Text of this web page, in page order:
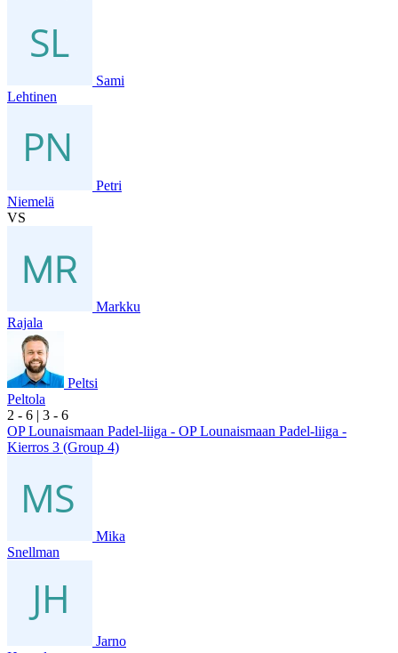
Sami
Lehtinen
Petri
Niemelä
VS
Markku
Rajala
Peltsi
Peltola
2 - 6 | 3 - 6
OP Lounaismaan Padel-liiga - OP Lounaismaan Padel-liiga -
Kierros 3 (Group 4)
Mika
Snellman
Jarno